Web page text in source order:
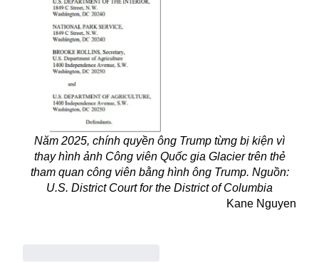
Năm 2025, chính quyền ông Trump từng bị kiện vì
thay hình ảnh Công viên Quốc gia Glacier trên thẻ
tham quan công viên bằng hình ông Trump. Nguồn:
U.S. District Court for the District of Columbia
Kane Nguyen